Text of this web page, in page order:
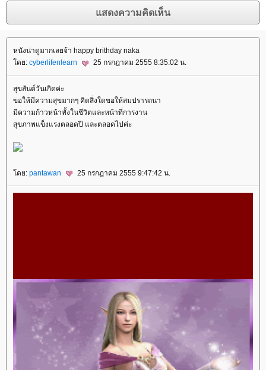
หนังน่าดูมากเลยจ้า happy brithday naka
ดย: cyberlifenlearn 25 กรกฎาคม 2555 8:35:02 น.
สุขสันต์วันเกิดค่ะ
ขอให้มีความสุขมากๆ คิดสิ่งใดขอให้สมปรารถนา
มีความก้าวหน้าทั้งในชีวิตและหน้าที่การงาน
สุขภาพแข็งแรงตลอดปี และตลอดไปค่ะ
ดย: pantawan 25 กรกฎาคม 2555 9:47:42 น.